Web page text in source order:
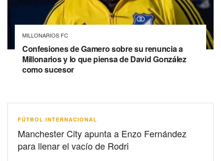
MILLONARIOS FC
Confesiones de Gamero sobre su renuncia a
Millonarios y lo que piensa de David González
como sucesor
FÚTBOL INTERNACIONAL
Manchester City apunta a Enzo Fernández
para llenar el vacío de Rodri